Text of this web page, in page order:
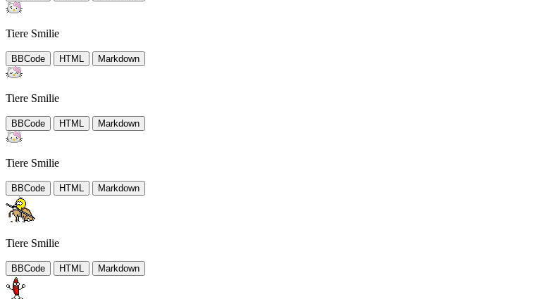
Tiere Smilie
BBCode HTML Markdown
Tiere Smilie
BBCode HTML Markdown
Tiere Smilie
BBCode HTML Markdown
Tiere Smilie
BBCode HTML Markdown